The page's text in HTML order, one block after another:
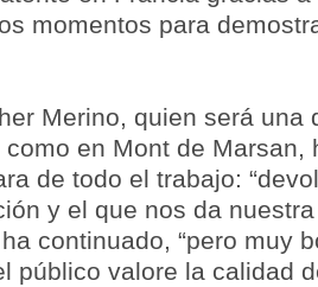
momentos para
Merino, quien será una
en Mont de Marsan,
de todo el trabajo:
y el que nos da
continuado, “pero muy
público valore la calidad